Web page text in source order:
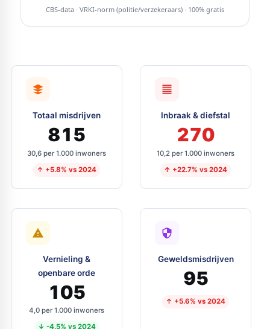
Totaal misdrijven
815
30,6 per 1.000 inwoners
↑ +5.8% vs 2024
Inbraak & diefstal
270
10,2 per 1.000 inwoners
↑ +22.7% vs 2024
Vernieling &
openbare orde
105
4,0 per 1.000 inwoners
↓ -4.5% vs 2024
Geweldsmisdrijven
95
↑ +5.6% vs 2024